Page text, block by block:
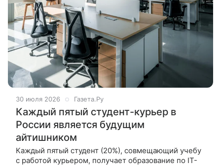
30 июля 2026 Газета.Ру
Каждый пятый студент-курьер в
России является будущим
айтишником
Каждый пятый студент (20%), совмещающий учебу
с работой курьером, получает образование по IT-